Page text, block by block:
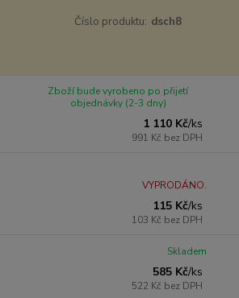
Číslo produktu: dsch8
1 110 Kč/ks
991 Kč bez DPH
Zboží bude vyrobeno po přijetí
objednávky (2-3 dny)
115 Kč/ks
103 Kč bez DPH
VYPRODÁNO.
585 Kč/ks
522 Kč bez DPH
Skladem